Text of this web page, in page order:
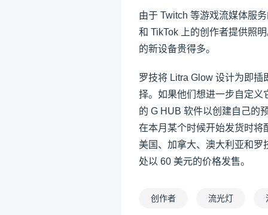
由于 Twitch 等游戏流媒体服
和 TikTok 上的创作者提供照
的新设备贵得多。
罗技将 Litra Glow 设计为即
择。如果他们想进一步自定义
的 G HUB 软件以创建自己的
在本月某个时候开始发货时将
美国、加拿大、澳大利亚和
处以 60 美元的价格发售。
创作者 流光灯